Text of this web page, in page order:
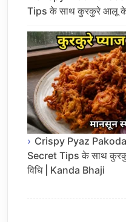
Tips के साथ कुरकुरे आलू के
Crispy Pyaz
Secret Tips के साथ
विधि | Kanda Bhaji